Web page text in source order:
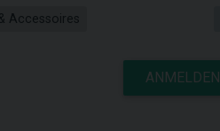
Accessoires
ANMELDEN